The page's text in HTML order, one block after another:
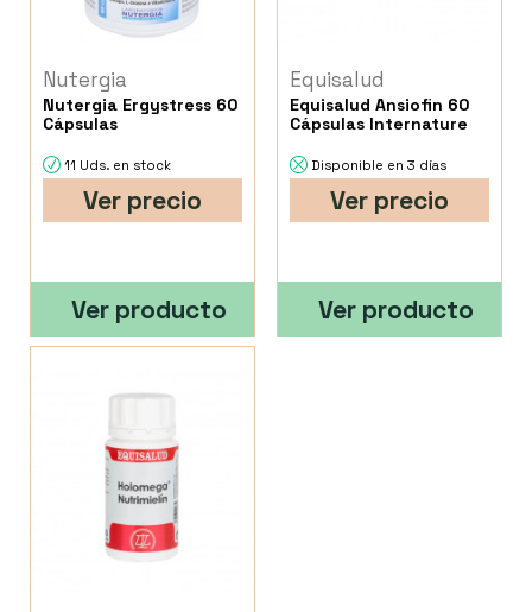
Nutergia
Nutergia Ergystress 60
Cápsulas
11 Uds. en stock
Ver precio
Ver producto
Equisalud
Equisalud Ansiofin 60
Cápsulas Internature
Disponible en 3 días
Ver precio
Ver producto